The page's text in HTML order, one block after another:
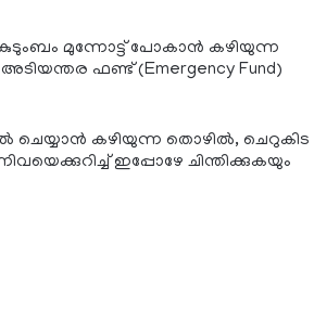
കുടുംബം മുന്നോട്ട് പോകാൻ കഴിയുന്ന
ഫണ്ട് (Emergency Fund)
ചെയ്യാൻ കഴിയുന്ന തൊഴിൽ, ചെറുകിട
ഇപ്പോഴേ ചിന്തിക്കുകയും